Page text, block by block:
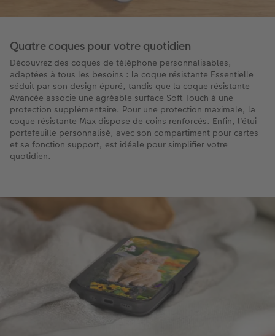
Quatre coques pour votre quotidien
Découvrez des coques de téléphone personnalisables,
adaptées à tous les besoins : la coque résistante Essentielle
séduit par son design épuré, tandis que la coque résistante
Avancée associe une agréable surface Soft Touch à une
protection supplémentaire. Pour une protection maximale, la
coque résistante Max dispose de coins renforcés. Enfin, l'étui
portefeuille personnalisé, avec son compartiment pour cartes
et sa fonction support, est idéale pour simplifier votre
quotidien.